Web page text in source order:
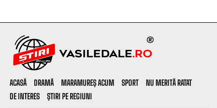
ACASĂ DRAMĂ MARAMUREȘ ACUM SPORT
NU MERITĂ RATAT
DE INTERES
ȘTIRI PE REGIUNI